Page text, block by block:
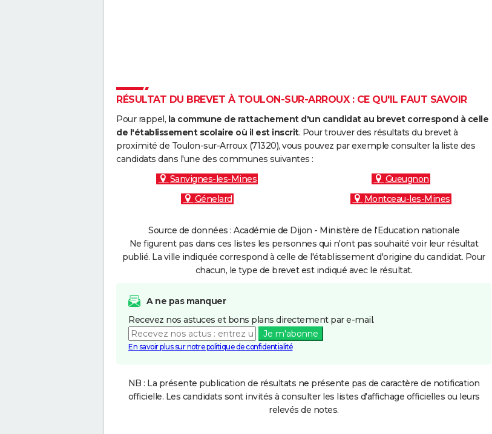
RÉSULTAT DU BREVET À TOULON-SUR-ARROUX : CE QU'IL FAUT SAVOIR
Pour rappel, la commune de rattachement d'un candidat au brevet correspond à celle
de l'établissement scolaire où il est inscrit. Pour trouver des résultats du brevet à
proximité de Toulon-sur-Arroux (71320), vous pouvez par exemple consulter la liste des
candidats dans l'une des communes suivantes :
Sanvignes-les-Mines
Gueugnon
Génelard
Montceau-les-Mines
Source de données : Académie de Dijon - Ministère de l'Education nationale
Ne figurent pas dans ces listes les personnes qui n'ont pas souhaité voir leur résultat
publié. La ville indiquée correspond à celle de l'établissement d'origine du candidat. Pour
chacun, le type de brevet est indiqué avec le résultat.
A ne pas manquer
Recevez nos astuces et bons plans directement par e-mail.
Je m'abonne
En savoir plus sur notre politique de confidentialité
NB : La présente publication de résultats ne présente pas de caractère de notification
officielle. Les candidats sont invités à consulter les listes d'affichage officielles ou leurs
relevés de notes.